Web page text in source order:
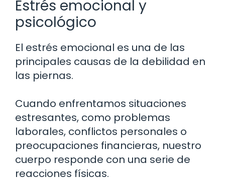
Estrés emocional y
psicológico
El estrés emocional es una de las
principales causas de la debilidad en
las piernas.
Cuando enfrentamos situaciones
estresantes, como problemas
laborales, conflictos personales o
preocupaciones financieras, nuestro
cuerpo responde con una serie de
reacciones físicas.